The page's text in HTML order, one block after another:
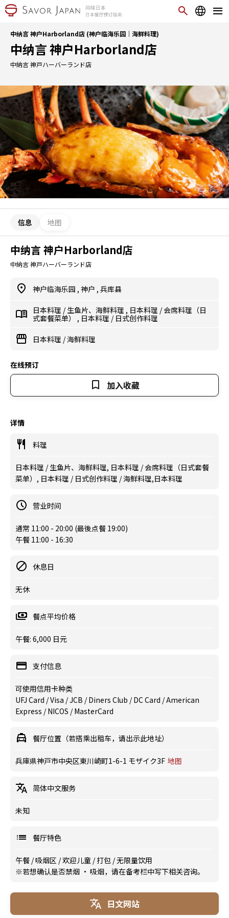
中纳言 神户Harborland店 (神户临海乐园｜海鲜料理)
中纳言 神户Harborland店
中納言 神戸ハーバーランド店
信息 地图
中纳言 神户Harborland店
中納言 神戸ハーバーランド店
神户临海乐园 , 神户 , 兵库县
日本料理 /生鱼片、海鲜料理 , 日本料理 /会席料理（日
式套餐菜单） , 日本料理 / 日式创作料理
日本料理 /海鲜料理
在线预订
加入收藏
详情
料理
日本料理 / 生鱼片、海鲜料理, 日本料理 / 会席料理（日式套餐
菜单）, 日本料理 / 日式创作料理 / 海鲜料理,日本料理
营业时间
通常 11:00 - 20:00 (最後点餐 19:00)
午餐 11:00 - 16:30
休息日
无休
餐点平均价格
午餐: 6,000 日元
支付信息
可使用信用卡种类
UFJ Card / Visa / JCB / Diners Club / DC Card / American
Express / NICOS / MasterCard
餐厅位置（若搭乘出租车，请出示此地址）
兵庫県神戸市中央区東川崎町1-6-1 モザイク3F 地图
简体中文服务
未知
餐厅特色
午餐 /吸烟区 /欢迎儿童 /打包 /无限量饮用
※若想确认是否禁烟 · 吸烟，请在备考栏中写下相关咨询。
日文网站